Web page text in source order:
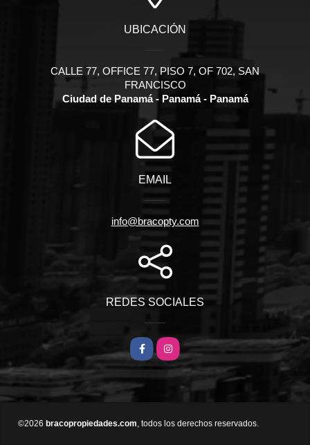
UBICACIÓN
CALLE 77, OFFICE 77, PISO 7, OF 702, SAN
FRANCISCO
Ciudad de Panamá - Panamá - Panamá
EMAIL
info@bracopty.com
REDES SOCIALES
FacebookInstagram
©2026 bracopropiedades.com, todos los derechos reservados.